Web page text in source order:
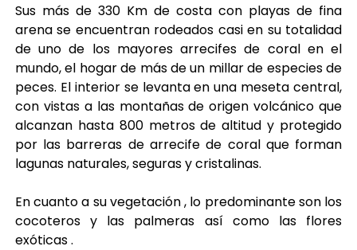
Sus más de 330 Km de costa con playas de fina
arena se encuentran rodeados casi en su totalidad
de uno de los mayores arrecifes de coral en el
mundo, el hogar de más de un millar de especies de
peces. El interior se levanta en una meseta central,
con vistas a las montañas de origen volcánico que
alcanzan hasta 800 metros de altitud y protegido
por las barreras de arrecife de coral que forman
lagunas naturales, seguras y cristalinas.
En cuanto a su vegetación , lo predominante son los
cocoteros y las palmeras así como las flores
exóticas .